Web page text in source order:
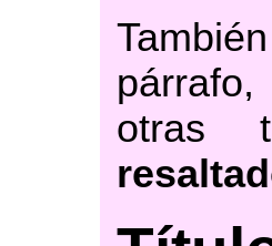
otras